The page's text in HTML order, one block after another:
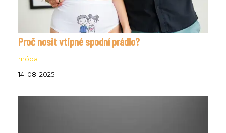
Proč nosit vtipné spodní prádlo?
móda
14. 08. 2025